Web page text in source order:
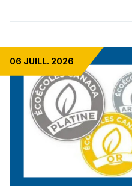
06 JUILL. 2026